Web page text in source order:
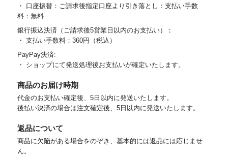
・ 口座振替：ご請求後指定口座より引き落とし：支払い手数
料：無料
銀行振込決済（ご請求後5営業日以内のお支払い）：
・ 支払い手数料：360円（税込）
PayPay決済:
・ ショップにて発送処理後お支払いが確定いたします。
商品のお届け時期
代金のお支払い確定後、5日以内に発送いたします。
後払い決済の場合は注文確定後、5日以内に発送いたします。
返品について
商品に欠陥がある場合をのぞき、基本的には返品には応じませ
ん。